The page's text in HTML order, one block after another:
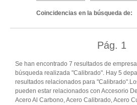
Coincidencias en la búsqueda de:
Pág. 1
Se han encontrado 7 resultados de
búsqueda realizada "Calibrado". Hay 5
resultados relacionados para
pueden estar relacionados con Accesorio
Acero Al Carbono, Acero Calibrado, Acero